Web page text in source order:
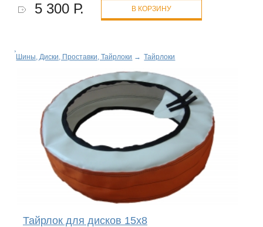
5 300 Р. В КОРЗИНУ
Шины, Диски, Проставки, Тайрлоки → Тайрлоки
Тайрлок для дисков 15х8